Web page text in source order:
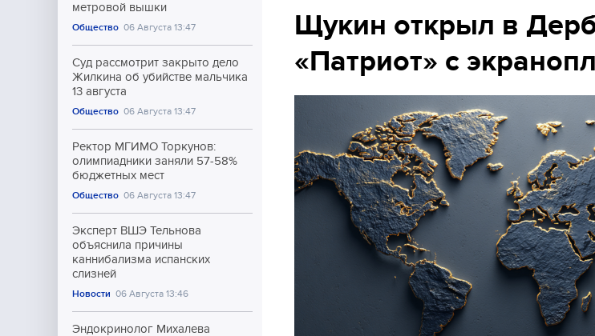
Общество
Экономика
Культура
Спорт
метровой вышки
Общество 06 Августа 13:47
Суд рассмотрит закрыто дело
Жилкина об убийстве мальчика
13 августа
Общество 06 Августа 13:47
Ректор МГИМО Торкунов:
олимпиадники заняли 57-58%
бюджетных мест
Общество 06 Августа 13:47
Эксперт ВШЭ Тельнова
объяснила причины
каннибализма испанских
слизней
Новости 06 Августа 13:46
Эндокринолог Михалева
Щукин открыл в
«Патриот» с